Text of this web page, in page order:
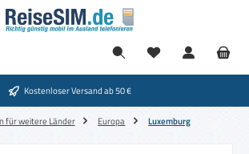
Kostenloser Versand ab 50 €
für weitere Länder Europa Luxemburg